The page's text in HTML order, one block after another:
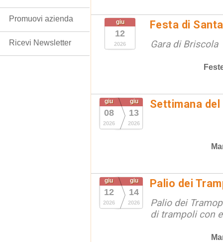
giu
12
2026
Festa di
Gara di Briscola
giu
08
2026
giu
13
2026
Settimana
giu
12
2026
giu
14
2026
Palio dei
Palio dei
di trampoli con
Promuovi azienda
Ricevi Newsletter